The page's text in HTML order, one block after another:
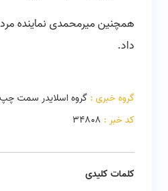
همچنین میرمحمدی نماینده
داد.
گروه خبری : گروه اسلایدر سمت
کد خبر : 34808
کلمات کلیدی